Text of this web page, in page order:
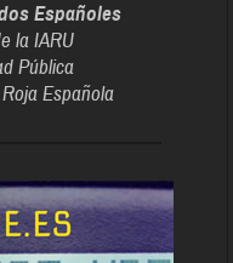
Españoles
la IARU
Pública
Española